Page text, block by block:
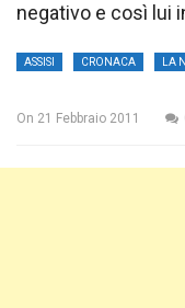
negativo e così lui
ASSISI CRONACA LA
On 21 Febbraio 2011